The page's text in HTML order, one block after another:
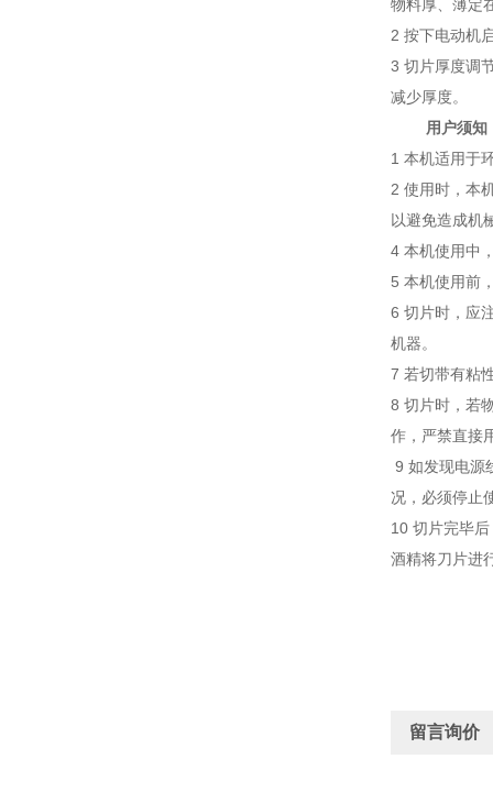
物料厚、薄定
2 按下电动机
3 切片厚度调
减少厚度。
用户须知
1 本机适用于
2 使用时，本
以避免造成机
4 本机使用中
5 本机使用前
6 切片时，应
机器。
7 若切带有粘
8 切片时，若
作，严禁直接
9 如发现电源
况，必须停止
10 切片完毕
酒精将刀片进
留言询价